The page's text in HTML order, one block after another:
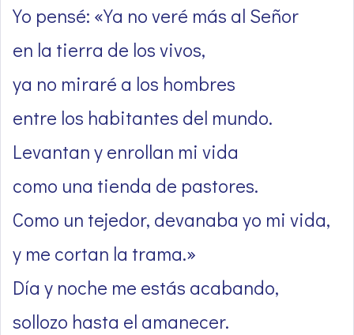
Yo pensé: «Ya no veré más al Señor
en la tierra de los vivos,
ya no miraré a los hombres
entre los habitantes del mundo.
Levantan y enrollan mi vida
como una tienda de pastores.
Como un tejedor, devanaba yo mi vida,
y me cortan la trama.»
Día y noche me estás acabando,
sollozo hasta el amanecer.